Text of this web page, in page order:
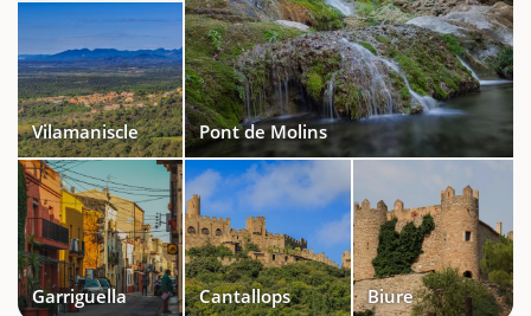
Vilamaniscle Pont de Molins
Garriguella Cantallops Biure